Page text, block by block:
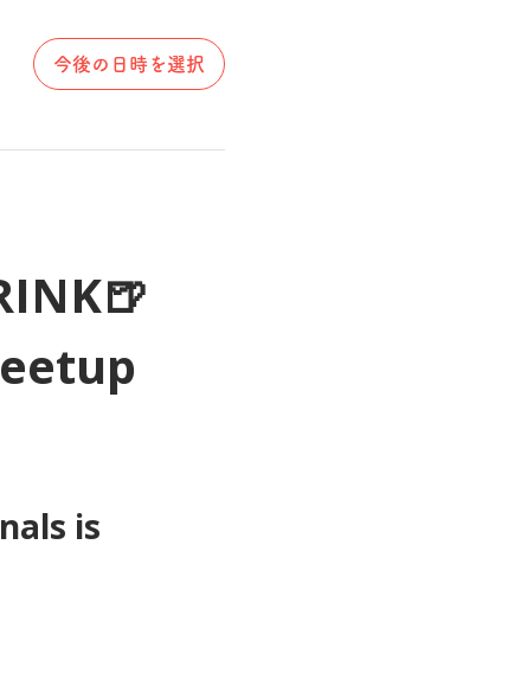
今後の日時を選択
is